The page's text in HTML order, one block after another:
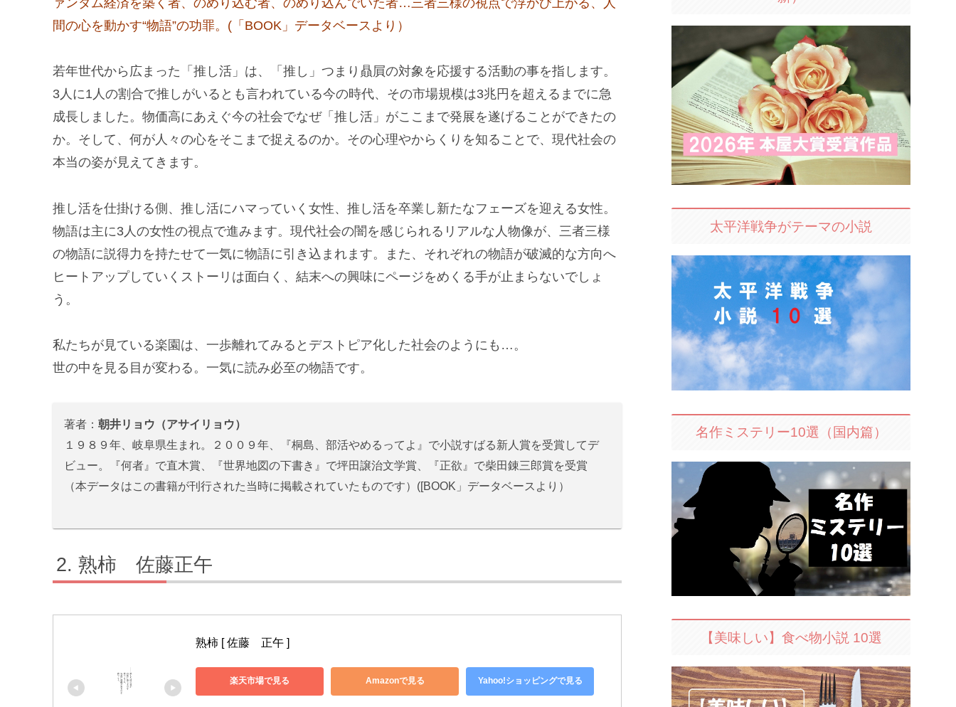
ァンダム経済を築く者、のめり込む者、のめり込んでいた者…三者三様の視点で浮かび上がる、人
間の心を動かす“物語”の功罪。(「BOOK」データベースより）
若年世代から広まった「推し活」は、「推し」つまり贔屓の対象を応援する活動の事を指します。
3人に1人の割合で推しがいるとも言われている今の時代、その市場規模は3兆円を超えるまでに急
成長しました。物価高にあえぐ今の社会でなぜ「推し活」がここまで発展を遂げることができたの
か。そして、何が人々の心をそこまで捉えるのか。その心理やからくりを知ることで、現代社会の
本当の姿が見えてきます。
推し活を仕掛ける側、推し活にハマっていく女性、推し活を卒業し新たなフェーズを迎える女性。
物語は主に3人の女性の視点で進みます。現代社会の闇を感じられるリアルな人物像が、三者三様
の物語に説得力を持たせて一気に物語に引き込まれます。また、それぞれの物語が破滅的な方向へ
ヒートアップしていくストーリは面白く、結末への興味にページをめくる手が止まらないでしょ
う。
私たちが見ている楽園は、一歩離れてみるとデストピア化した社会のようにも…。
世の中を見る目が変わる。一気に読み必至の物語です。
著者：朝井リョウ（アサイリョウ）
１９８９年、岐阜県生まれ。２００９年、『桐島、部活やめるってよ』で小説すばる新人賞を受賞してデ
ビュー。『何者』で直木賞、『世界地図の下書き』で坪田譲治文学賞、『正欲』で柴田錬三郎賞を受賞
（本データはこの書籍が刊行された当時に掲載されていたものです）([BOOK」データベースより）
熟柿 佐藤正午
熟柿 [ 佐藤　正午 ]
楽天市場で見る Amazonで見る Yahoo!ショッピングで見る
太平洋戦争がテーマの小説
名作ミステリー10選（国内篇）
【美味しい】食べ物小説 10選